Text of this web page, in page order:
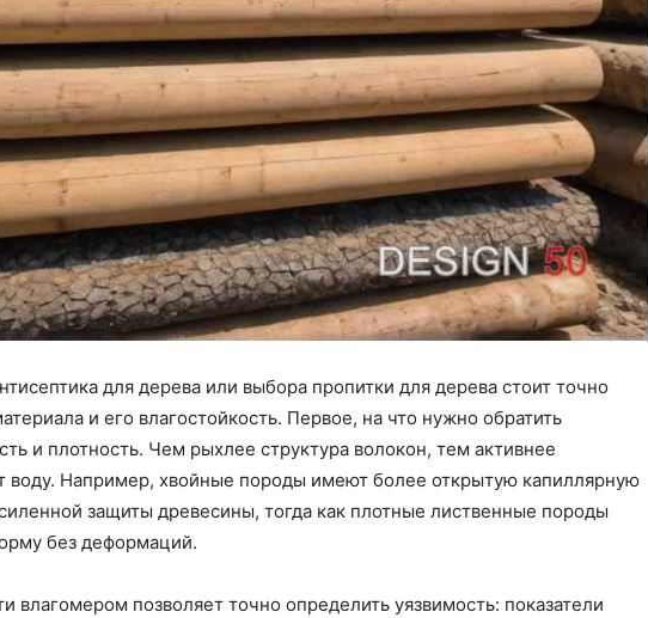
для дерева или выбора пропитки для дерева стоит точно
и его влагостойкость. Первое, на что нужно обратить
и плотность. Чем рыхлее структура волокон, тем активнее
воду. Например, хвойные породы имеют более открытую капиллярную
защиты древесины, тогда как плотные лиственные породы
без деформаций.
влагомером позволяет точно определить уязвимость: показатели